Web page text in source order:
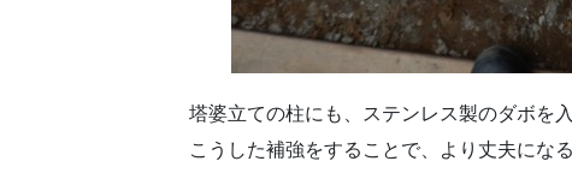
塔婆立ての柱にも、ステンレス製のダボを
こうした補強をすることで、より丈夫にな